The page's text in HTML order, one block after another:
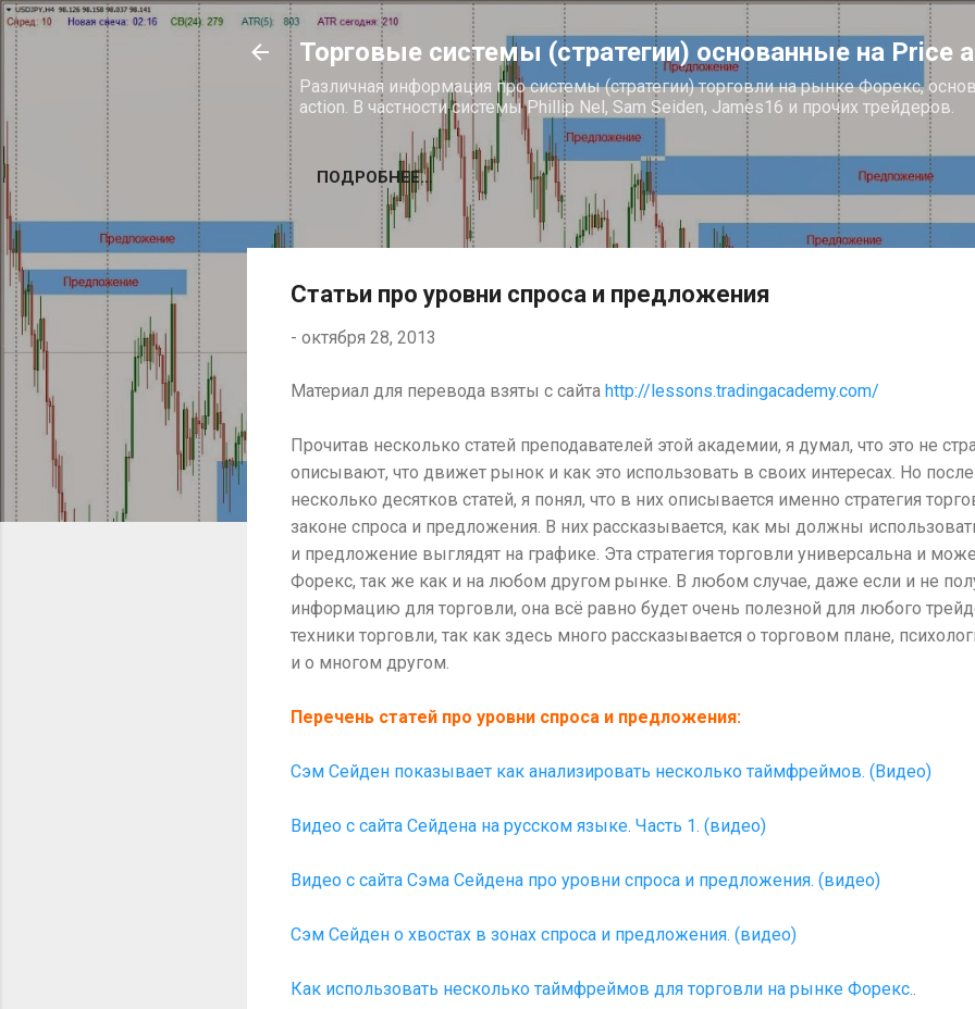
К основному контенту
Торговые системы (стратегии) основанные на Price
Различная информация про системы (стратегии) торговли на рынке Форекс,
action. В частности системы Phillip Nel, Sam Seiden, James16 и прочих трейдеров.
ПОДРОБНЕЕ…
Статьи про уровни спроса и предложения
- октября 28, 2013
Материал для перевода взяты с сайта http://lessons.tradingacademy.com/
Прочитав несколько статей преподавателей этой академии, я думал, что это не
описывают, что движет рынок и как это использовать в своих интересах. Но
несколько десятков статей, я понял, что в них описывается именно стратегия
законе спроса и предложения. В них рассказывается, как мы должны
и предложение выглядят на графике. Эта стратегия торговли универсальна и
Форекс, так же как и на любом другом рынке. В любом случае, даже если и не
информацию для торговли, она всё равно будет очень полезной для любого
техники торговли, так как здесь много рассказывается о торговом плане,
и о многом другом.
Перечень статей про уровни спроса и предложения:
Сэм Сейден показывает как анализировать несколько таймфреймов. (Видео)
Видео с сайта Сейдена на русском языке. Часть 1. (видео)
Видео с сайта Сэма Сейдена про уровни спроса и предложения. (видео)
Сэм Сейден о хвостах в зонах спроса и предложения. (видео)
Как использовать несколько таймфреймов для торговли на рынке Форекс..